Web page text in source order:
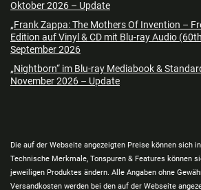
Oktober 2026 – Update
„Frank Zappa: The Mothers Of Invention –
Edition auf Vinyl & CD mit Blu-ray Audio
September 2026
„Nightborn“ im Blu-ray Mediabook &
November 2026 – Update
Die auf der Webseite angezeigten Preise können sich
Technische Merkmale, Tonspuren & Features können
jeweiligen Produktes ändern. Alle Angaben ohne
Versandkosten werden bei den auf der Webseite